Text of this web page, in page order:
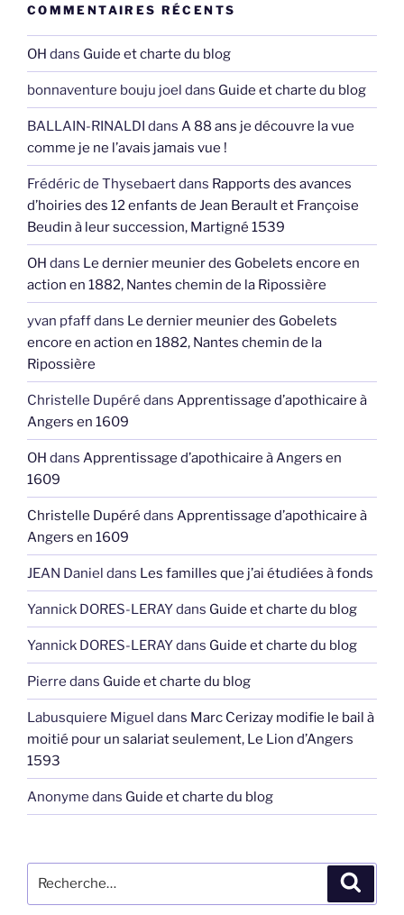
COMMENTAIRES RÉCENTS
OH dans Guide et charte du blog
bonnaventure bouju joel dans Guide et charte du blog
BALLAIN-RINALDI dans A 88 ans je découvre la vue
comme je ne l’avais jamais vue !
Frédéric de Thysebaertdans Rapports des avances
d’hoiries des 12 enfants de Jean Berault et Françoise
Beudin à leur succession, Martigné 1539
OH dans Le dernier meunier des Gobelets encore en
action en 1882, Nantes chemin de la Ripossière
yvan pfaffdans Le dernier meunier des Gobelets
encore en action en 1882, Nantes chemin de la
Ripossière
Christelle Dupéré dans Apprentissage d’apothicaire à
Angers en 1609
OH dans Apprentissage d’apothicaire à Angers en
1609
Christelle Dupéré dans Apprentissage d’apothicaire à
Angers en 1609
JEAN Daniel dans Les familles que j’ai étudiées à fonds
Yannick DORES-LERAYdans Guide et charte du blog
Yannick DORES-LERAYdans Guide et charte du blog
Pierre dans Guide et charte du blog
Labusquiere Miguel dans Marc Cerizay modifie le bail à
moitié pour un salariat seulement, Le Lion d’Angers
1593
Anonyme dans Guide et charte du blog
pour